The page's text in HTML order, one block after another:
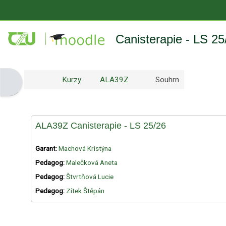
Canisterapie - LS
Otevřít panel blokuKurzy ALA39Z Souhrn
ALA39Z Canisterapie - LS 25/26
Garant:Machová Kristýna
Pedagog:Malečková Aneta
Pedagog:Štvrtňová Lucie
Pedagog: Zítek Štěpán